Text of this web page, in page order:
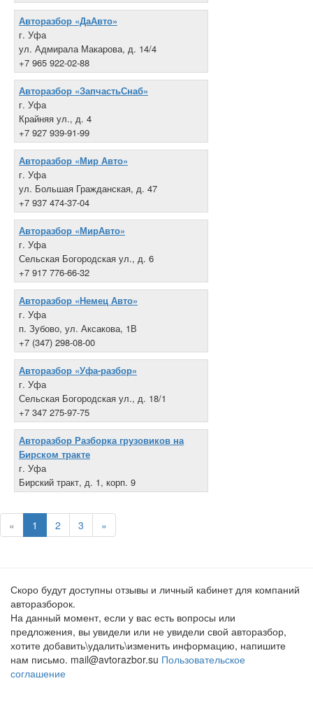
Авторазбор «ДаАвто»
г. Уфа
ул. Адмирала Макарова, д. 14/4
+7 965 922-02-88
Авторазбор «ЗапчастьСнаб»
г. Уфа
Крайняя ул., д. 4
+7 927 939-91-99
Авторазбор «Мир Авто»
г. Уфа
ул. Большая Гражданская, д. 47
+7 937 474-37-04
Авторазбор «МирАвто»
г. Уфа
Сельская Богородская ул., д. 6
+7 917 776-66-32
Авторазбор «Немец Авто»
г. Уфа
п. Зубово, ул. Аксакова, 1В
+7 (347) 298-08-00
Авторазбор «Уфа-разбор»
г. Уфа
Сельская Богородская ул., д. 18/1
+7 347 275-97-75
Авторазбор Разборка грузовиков на
Бирском тракте
г. Уфа
Бирский тракт, д. 1, корп. 9
+7 927 930-20-00
« 1 2 3 »
Скоро будут доступны отзывы и личный кабинет для компаний
авторазборок.
На данный момент, если у вас есть вопросы или
предложения, вы увидели или не увидели свой авторазбор,
хотите добавить\удалить\изменить информацию, напишите
нам письмо. mail@avtorazbor.su Пользовательское
соглашение